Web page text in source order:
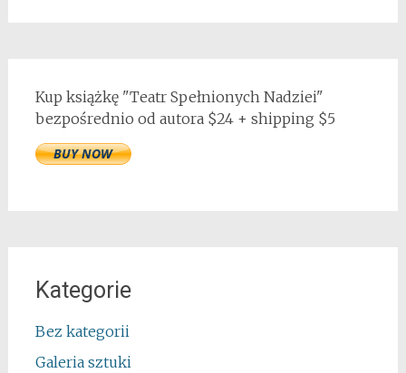
Kup książkę "Teatr Spełnionych Nadziei"
bezpośrednio od autora $24 + shipping $5
Kategorie
Bez kategorii
Galeria sztuki